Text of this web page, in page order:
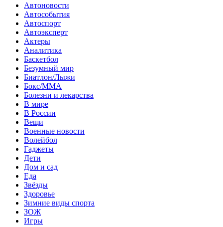
Автоновости
Автособытия
Автоспорт
Автоэксперт
Актеры
Аналитика
Баскетбол
Безумный мир
Биатлон/Лыжи
Бокс/MMA
Болезни и лекарства
В мире
В России
Вещи
Военные новости
Волейбол
Гаджеты
Дети
Дом и сад
Еда
Звёзды
Здоровье
Зимние виды спорта
ЗОЖ
Игры